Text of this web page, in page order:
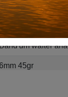
bent.
hoger niveau en
James Bol
band'um wafter
6mm 45gr